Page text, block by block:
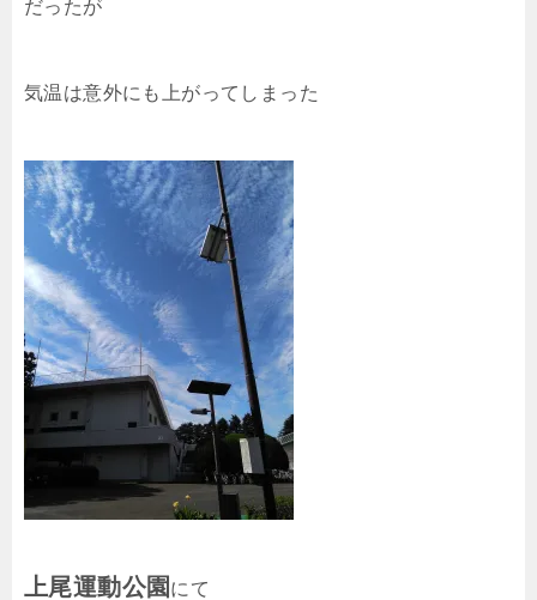
だったが
気温は意外にも上がってしまった
上尾運動公園 にて